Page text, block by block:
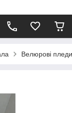
Велюрові пледи